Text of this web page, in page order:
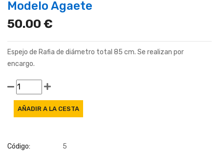
Modelo Agaete
50.00 €
Espejo de Rafia de diámetro total 85 cm. Se realizan por
encargo.
Código:
5